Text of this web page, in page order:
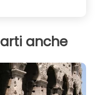
anche